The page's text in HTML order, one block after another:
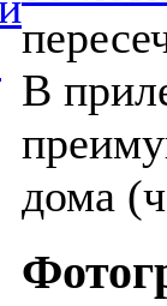
В
дома